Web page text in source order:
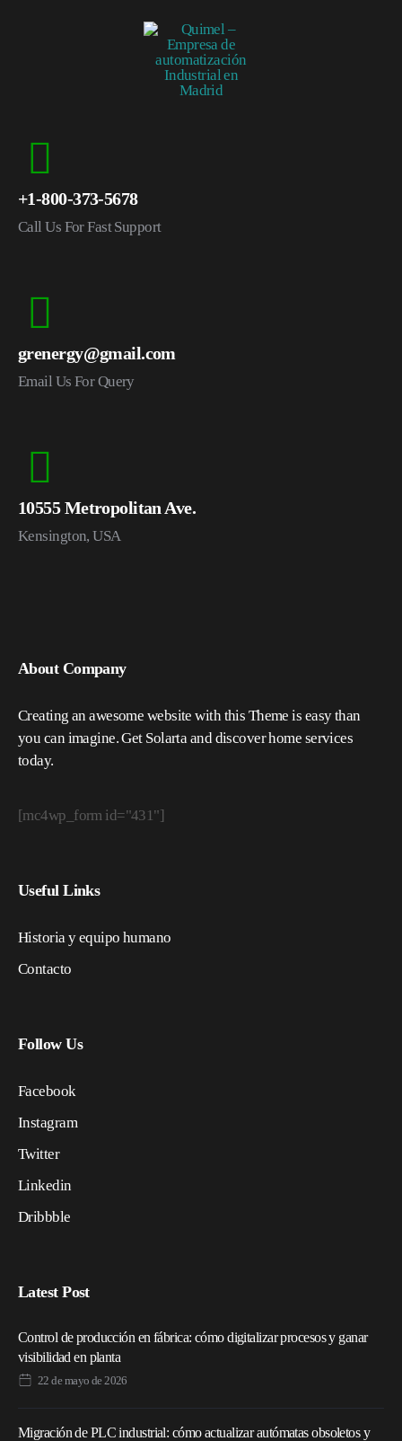
+1-800-373-5678
Call Us For Fast Support
grenergy@gmail.com
Email Us For Query
10555 Metropolitan Ave.
Kensington, USA
About Company
Creating an awesome website with this Theme is easy than
you can imagine. Get Solarta and discover home services
today.
[mc4wp_form id="431"]
Useful Links
Historia y equipo humano
Contacto
Follow Us
Facebook
Instagram
Twitter
Linkedin
Dribbble
Latest Post
Control de producción en fábrica: cómo digitalizar procesos y ganar
visibilidad en planta
22 de mayo de 2026
Migración de PLC industrial: cómo actualizar autómatas obsoletos y